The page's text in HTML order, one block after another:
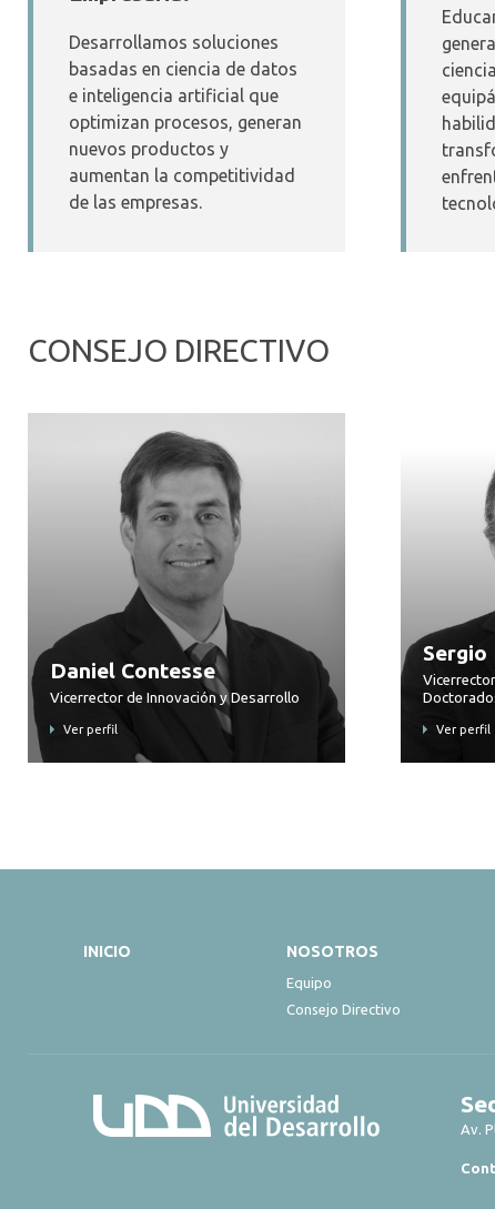
Desarrollamos soluciones
basadas en ciencia de datos
e inteligencia artificial que
optimizan procesos, generan
nuevos productos y
aumentan la competitividad
de las empresas.
CONSEJO DIRECTIVO
Daniel Contesse
Vicerrector de Innovación y Desarrollo
Ver perfil
Sergio
Ver perfil
INICIO NOSOTROS
Equipo
Consejo Directivo
Av.